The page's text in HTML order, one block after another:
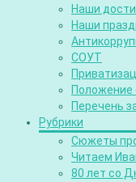
Наши
Наши
СОУТ
Положение
Перечень
Рубрики
Сюжеты
Читаем
80 лет со